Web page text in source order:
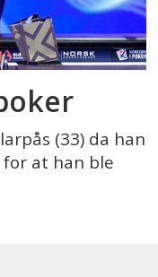
(33) da han
at han ble